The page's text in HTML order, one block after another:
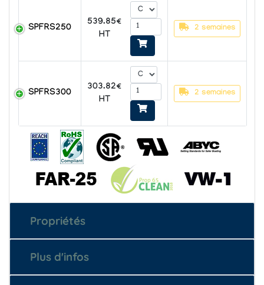
SPFRS250
539.85€
HT
2 semaines
SPFRS300
303.82€
HT
2 semaines
Propriétés
Plus d'infos